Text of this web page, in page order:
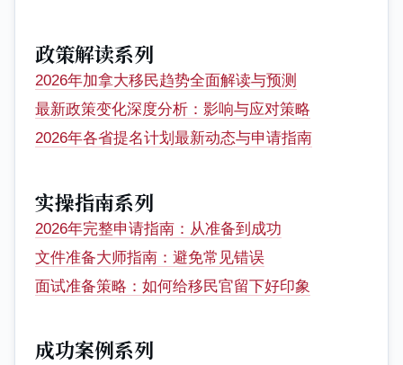
政策解读系列
2026年加拿大移民趋势全面解读与预测
最新政策变化深度分析：影响与应对策略
2026年各省提名计划最新动态与申请指南
实操指南系列
2026年完整申请指南：从准备到成功
文件准备大师指南：避免常见错误
面试准备策略：如何给移民官留下好印象
成功案例系列